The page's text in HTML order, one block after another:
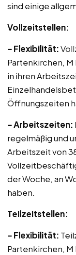
sind einige
Vollzeitstellen:
– Flexibilität:
Partenkirchen,
in ihren
Öffnungszeiten
– Arbeitszeiten:
regelmäßig und
Arbeitszeit von
der Woche, an
haben.
Teilzeitstellen:
– Flexibilität:
Partenkirchen,